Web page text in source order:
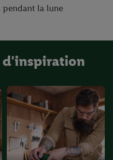
pendant la lune
d'inspiration